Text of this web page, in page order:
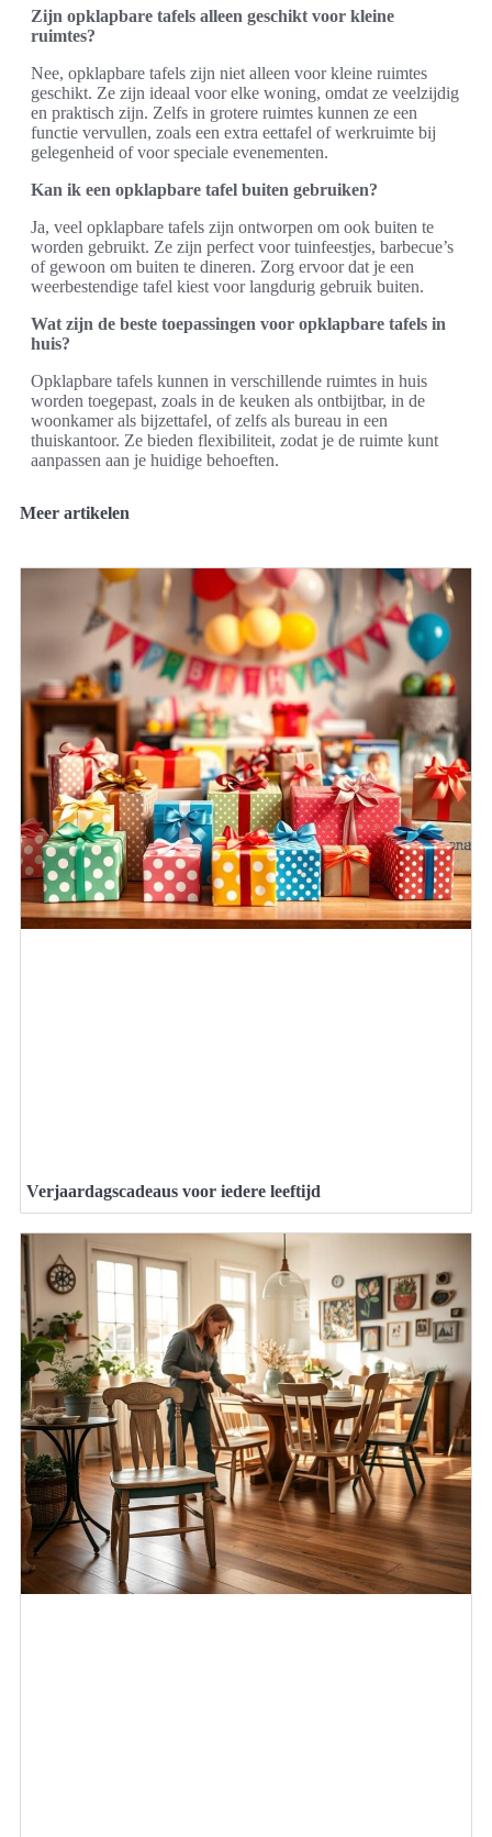
Zijn opklapbare tafels alleen geschikt voor kleine
ruimtes?
Nee, opklapbare tafels zijn niet alleen voor kleine ruimtes
geschikt. Ze zijn ideaal voor elke woning, omdat ze veelzijdig
en praktisch zijn. Zelfs in grotere ruimtes kunnen ze een
functie vervullen, zoals een extra eettafel of werkruimte bij
gelegenheid of voor speciale evenementen.
Kan ik een opklapbare tafel buiten gebruiken?
Ja, veel opklapbare tafels zijn ontworpen om ook buiten te
worden gebruikt. Ze zijn perfect voor tuinfeestjes, barbecue’s
of gewoon om buiten te dineren. Zorg ervoor dat je een
weerbestendige tafel kiest voor langdurig gebruik buiten.
Wat zijn de beste toepassingen voor opklapbare tafels in
huis?
Opklapbare tafels kunnen in verschillende ruimtes in huis
worden toegepast, zoals in de keuken als ontbijtbar, in de
woonkamer als bijzettafel, of zelfs als bureau in een
thuiskantoor. Ze bieden flexibiliteit, zodat je de ruimte kunt
aanpassen aan je huidige behoeften.
Meer artikelen
Verjaardagscadeaus voor iedere leeftijd